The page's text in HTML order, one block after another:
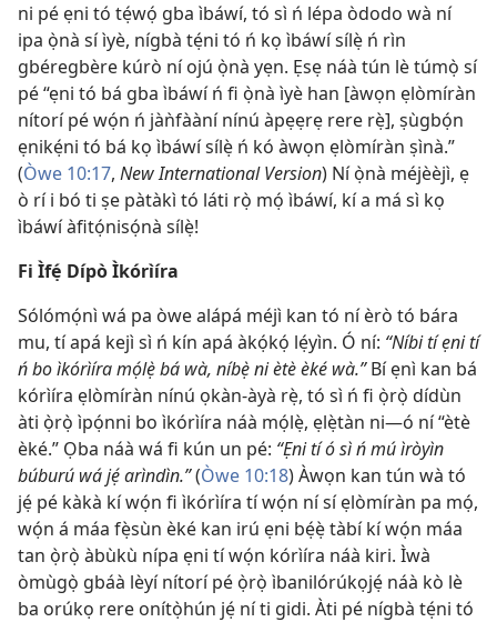
ni pé ẹni tó tẹ́wọ́ gba ìbáwí, tó sì ń lépa òdodo wà ní
ipa ọ̀nà sí ìyè, nígbà tẹ́ni tó ń kọ ìbáwí sílẹ̀ ń rìn
gbéregbère kúrò ní ojú ọ̀nà yẹn. Ẹsẹ náà tún lè túmọ̀ sí
pé “ẹni tó bá gba ìbáwí ń fi ọ̀nà ìyè han [àwọn ẹlòmíràn
nítorí pé wọ́n ń jàǹfààní nínú àpẹẹrẹ rere rẹ̀], ṣùgbọ́n
ẹnikẹ́ni tó bá kọ ìbáwí sílẹ̀ ń kó àwọn ẹlòmíràn ṣìnà.”
(Òwe 10:17, New International Version) Ní ọ̀nà méjèèjì, ẹ
ò rí i bó ti ṣe pàtàkì tó láti rọ̀ mọ́ ìbáwí, kí a má sì kọ
ìbáwí àfitọ́nisọ́nà sílẹ̀!
Fi Ìfẹ́ Dípò Ìkórìíra
Sólómọ́nì wá pa òwe alápá méjì kan tó ní èrò tó bára
mu, tí apá kejì sì ń kín apá àkọ́kọ́ lẹ́yìn. Ó ní: “Níbi tí ẹni tí
ń bo ìkórìíra mọ́lẹ̀ bá wà, níbẹ̀ ni ètè èké wà.”Bí ẹnì kan bá
kórìíra ẹlòmíràn nínú ọkàn-àyà rẹ̀, tó sì ń fi ọ̀rọ̀ dídùn
àti ọ̀rọ̀ ìpọ́nni bo ìkórìíra náà mọ́lẹ̀, ẹlẹ̀tàn ni—ó ní “ètè
èké.” Ọba náà wá fi kún un pé: “Ẹni tí ó sì ń mú ìròyìn
búburú wá jẹ́ arìndìn.”(Òwe 10:18) Àwọn kan tún wà tó
jẹ́ pé kàkà kí wọ́n fi ìkórìíra tí wọ́n ní sí ẹlòmíràn pa mọ́,
wọ́n á máa fẹ̀sùn èké kan irú ẹni bẹ́ẹ̀ tàbí kí wọ́n máa
tan ọ̀rọ̀ àbùkù nípa ẹni tí wọ́n kórìíra náà kiri. Ìwà
òmùgọ̀ gbáà lèyí nítorí pé ọ̀rọ̀ ìbanilórúkọjẹ́ náà kò lè
ba orúkọ rere onítọ̀hún jẹ́ ní ti gidi. Àti pé nígbà tẹ́ni tó